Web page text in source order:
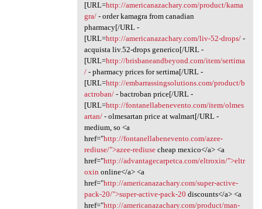
[URL=http://americanazachary.com/product/kama
gra/- order kamagra from canadian
pharmacy[/URL -
[URL=http://americanazachary.com/liv-52-drops/-
acquista liv.52-drops generico[/URL -
[URL=http://brisbaneandbeyond.com/item/sertima
/- pharmacy prices for sertima[/URL -
[URL=http://embarrassingsolutions.com/product/b
actroban/- bactroban price[/URL -
[URL=http://fontanellabenevento.com/item/olmes
artan/- olmesartan price at walmart[/URL -
medium, so <a
href="http://fontanellabenevento.com/azee-
rediuse/">azee-rediusecheap mexico</a> <a
href="http://advantagecarpetca.com/eltroxin/">eltr
oxin online</a> <a
href="http://americanazachary.com/super-active-
pack-20/">super-active-pack-20 discounts</a> <a
href="http://americanazachary.com/product/man-